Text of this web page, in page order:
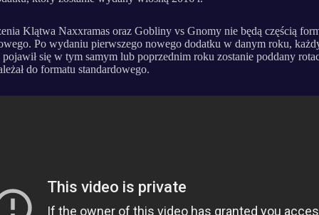
Klątwa Naxxramas oraz Gobliny vs Gnomy nie będą częścią
Po wydaniu pierwszego nowego dodatku w danym roku,
się w tym samym lub poprzednim roku zostanie poddany
do formatu standardowego.